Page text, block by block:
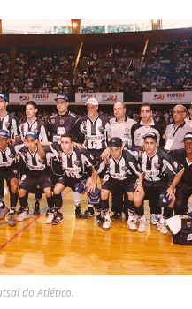
do Atlético.